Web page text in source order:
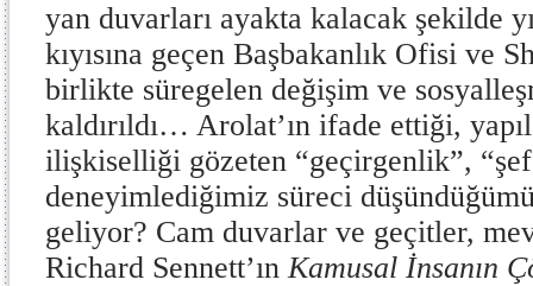
yan duvarları ayakta kalacak şekilde
kıyısına geçen Başbakanlık Ofisi ve
birlikte süregelen değişim ve
kaldırıldı… Arolat’ın ifade ettiği,
ilişkiselliği gözeten “geçirgenlik”,
deneyimlediğimiz süreci
geliyor? Cam duvarlar ve geçitler,
Richard Sennett’ınKamusal İnsanın